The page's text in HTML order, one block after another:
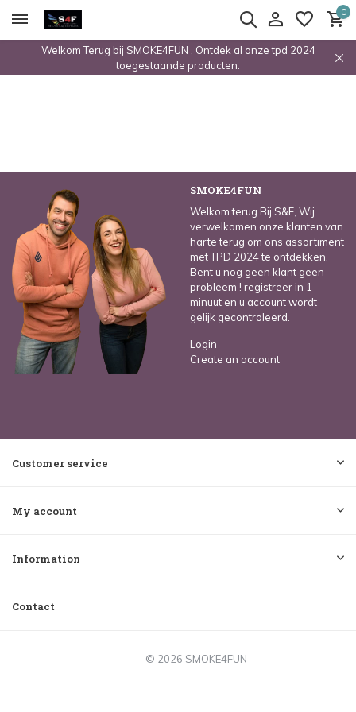
0
Welkom Terug bij SMOKE4FUN , Ontdek al onze tpd 2024
toegestaande producten.
SMOKE4FUN
Welkom terug Bij S&F, Wij
verwelkomen onze klanten van
harte terug om ons assortiment
met TPD 2024 te ontdekken.
Bent u nog geen klant geen
probleem ! registreer in 1
minuut en u account wordt
gelijk gecontroleerd.
Login
Create an account
Customer service
My account
Information
Contact
© 2026 SMOKE4FUN